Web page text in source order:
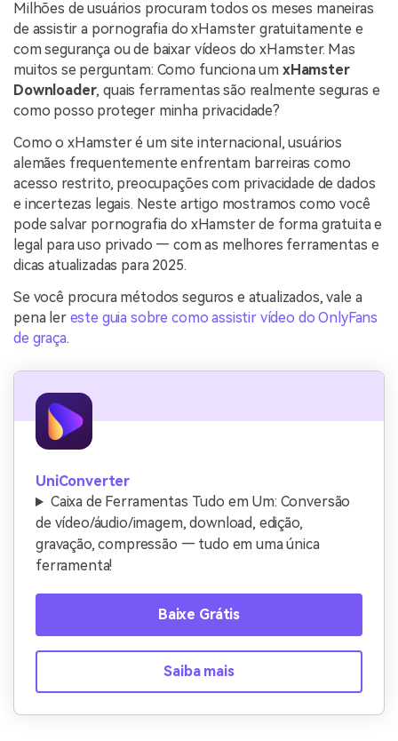
Vídeo/Áudio
Usuários educacionais desfrutam
de até 20% DESC.
Usuários de Filmes
Usuários de DVD
Usuários de Redes Sociais
Usuários de Mac
MAIS SOLUÇÕES
Todas as informações que você precisa para usar o
UniConverter.
Vídeo Tutorial
Assista ao tutorial em vídeo para aprender como usar o
UniConverter.
Especificaciones Técnicas
Uma lista de todos os formatos, dispositivos e GPUs
suportados pelo UniConverter.
O que há de novo?
Os produtos e atualizações mais recentes.
Pesquisar
Milhões de usuários procuram todos os meses maneiras
de assistir a pornografia do xHamster gratuitamente e
com segurança ou de baixar vídeos do xHamster. Mas
muitos se perguntam: Como funciona um xHamster
Downloader, quais ferramentas são realmente seguras e
como posso proteger minha privacidade?
Como o xHamster é um site internacional, usuários
alemães frequentemente enfrentam barreiras como
acesso restrito, preocupações com privacidade de dados
e incertezas legais. Neste artigo mostramos como você
pode salvar pornografia do xHamster de forma gratuita e
legal para uso privado — com as melhores ferramentas e
dicas atualizadas para 2025.
Se você procura métodos seguros e atualizados, vale a
pena ler este guia sobre como assistir vídeo do OnlyFans
de graça.
UniConverter
Caixa de Ferramentas Tudo em Um: Conversão
de vídeo/áudio/imagem, download, edição,
gravação, compressão — tudo em uma única
ferramenta!
Baixe Grátis
Saiba mais